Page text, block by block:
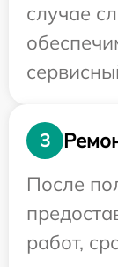
случае
3
После
работ,